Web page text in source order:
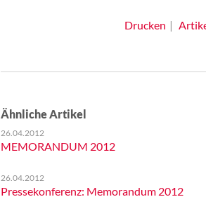
Drucken
Ähnliche Artikel
26.04.2012
MEMORANDUM 2012
26.04.2012
Pressekonferenz: Memorandum 2012